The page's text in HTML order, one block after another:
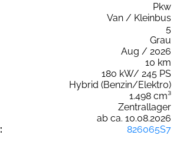
Pkw
Van / Kleinbus
5
Grau
Aug / 2026
10 km
180 kW/ 245 PS
Hybrid (Benzin/Elektro)
1.498 cm³
Zentrallager
ab ca. 10.08.2026
826065S7